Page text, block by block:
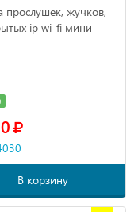
прослушек, жучков,
ip wi-fi мини
В корзину